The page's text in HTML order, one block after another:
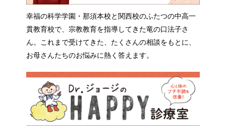
幸福の科学学園・那須本校と関西校のふたつの中高一
貫教育校で、宗教教育を指導してきた竜の口法子さ
ん。これまで受けてきた、たくさんの相談をもとに、
お母さんたちのお悩みに熱く答えます。